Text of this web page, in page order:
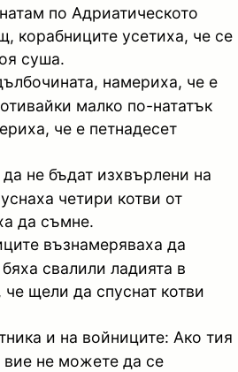
по Адриатическото
корабниците усетиха, че се
суша.
намериха, че е
малко по-нататък
че е петнадесет
не бъдат изхвърлени на
четири котви от
да съмне.
възнамеряваха да
свалили ладията в
щели да спуснат котви
и на войниците: Ако тия
вие не можете да се